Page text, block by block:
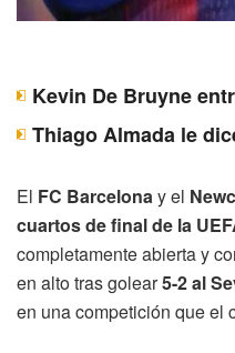
Kevin De Bruyne
Thiago Almada le
El FC Barcelonay el
cuartos de final de la
completamente abierta y
en alto tras golear5-2 al
en una competición que el